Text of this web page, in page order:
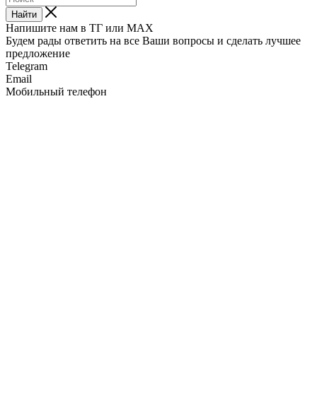
Найти
Напишите нам в ТГ или MAX
Будем рады ответить на все Ваши вопросы и сделать лучшее
предложение
Telegram
Email
Мобильный телефон